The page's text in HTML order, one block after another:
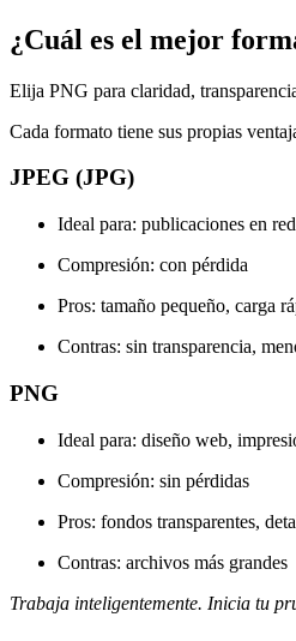
¿Cuál es el mejor
Elija PNG para claridad,
Cada formato tiene sus propias
JPEG (JPG)
Ideal para: publicaciones en
Compresión: con pérdida
Pros: tamaño pequeño, carga
Contras: sin transparencia,
PNG
Ideal para: diseño web,
Compresión: sin pérdidas
Pros: fondos transparentes,
Contras: archivos más grandes
Trabaja inteligentemente. Inicia tu